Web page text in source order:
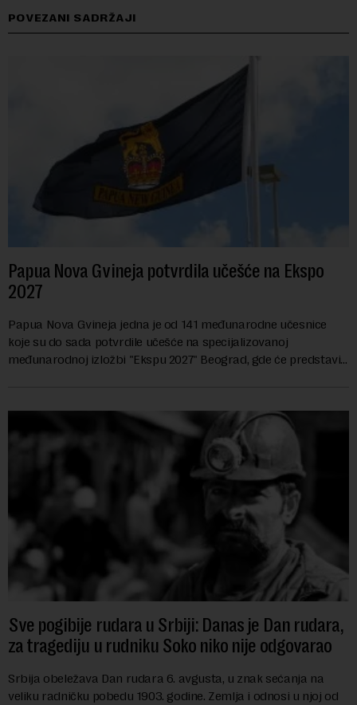
POVEZANI SADRŽAJI
Papua Nova Gvineja potvrdila učešće na Ekspo
2027
Papua Nova Gvineja jedna je od 141 međunarodne učesnice
koje su do sada potvrdile učešće na specijalizovanoj
međunarodnoj izložbi "Ekspu 2027" Beograd, gde će predstaviti
Sve pogibije rudara u Srbiji: Danas je Dan rudara,
za tragediju u rudniku Soko niko nije odgovarao
Srbija obeležava Dan rudara 6. avgusta, u znak sećanja na
veliku radničku pobedu 1903. godine. Zemlja i odnosi u njoj od